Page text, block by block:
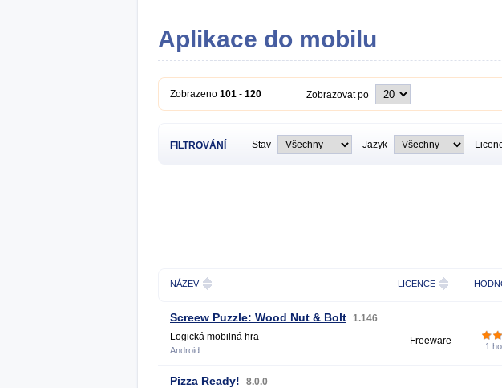
Aplikace do mobilu
Zobrazeno 101 - 120 Zobrazovat po
FILTROVÁNÍ Stav Jazyk
NÁZEV LICENCE
Screew Puzzle: Wood Nut & Bolt 1.146
Logická mobilná hra
Android
Freeware 1
Pizza Ready!
8.0.0